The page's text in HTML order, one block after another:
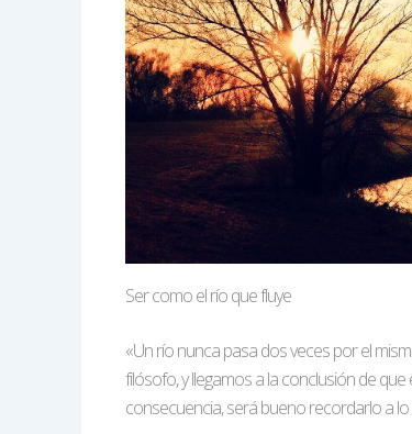
Ser como el río que fluye
«Un río nunca pasa dos veces por el
filósofo, y llegamos a la conclusión de
consecuencia, será bueno recordarlo a